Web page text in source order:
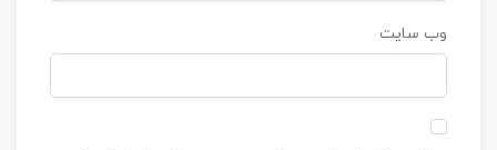
وب‌ سایت